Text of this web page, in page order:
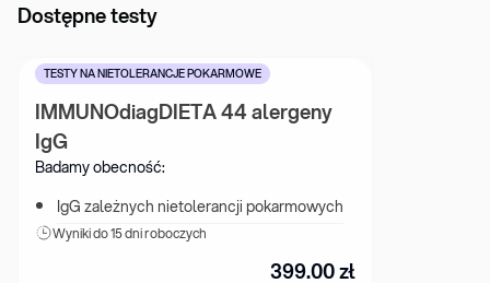
Dostępne testy
TESTY NA NIETOLERANCJE POKARMOWE
IMMUNOdiagDIETA 44 alergeny
IgG
Badamy obecność:
IgG zależnych nietolerancji pokarmowych
Wyniki do 15 dni roboczych
399.00zł